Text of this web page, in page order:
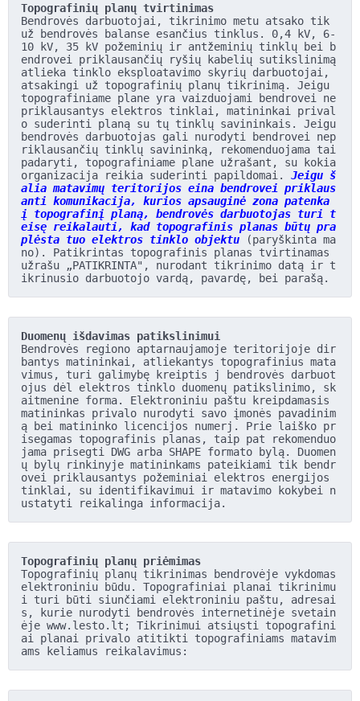
Topografinių planų tvirtinimas
Bendrovės darbuotojai, tikrinimo metu atsako tik
už bendrovės balanse esančius tinklus. 0,4 kV, 6-
10 kV, 35 kV požeminių ir antžeminių tinklų bei b
endrovei priklausančių ryšių kabelių sutikslinimą
atlieka tinklo eksploatavimo skyrių darbuotojai,
atsakingi už topografinių planų tikrinimą. Jeigu
topografiniame plane yra vaizduojami bendrovei ne
priklausantys elektros tinklai, matininkai prival
o suderinti planą su tų tinklų savininkais. Jeigu
bendrovės darbuotojas gali nurodyti bendrovei nep
riklausančių tinklų savininką, rekomenduojama tai
padaryti, topografiniame plane užrašant, su kokia
organizacija reikia suderinti papildomai. Jeigu š
alia matavimų teritorijos eina bendrovei priklaus
anti komunikacija, kurios apsauginė zona patenka
į topografinį planą, bendrovės darbuotojas turi t
eisę reikalauti, kad topografinis planas būtų pra
plėsta tuo elektros tinklo objektu (paryškinta ma
no). Patikrintas topografinis planas tvirtinamas
užrašu „PATIKRINTA", nurodant tikrinimo datą ir t
ikrinusio darbuotojo vardą, pavardę, bei parašą.
Duomenų išdavimas patikslinimui
Bendrovės regiono aptarnaujamoje teritorijoje dir
bantys matininkai, atliekantys topografinius mata
vimus, turi galimybę kreiptis j bendrovės darbuot
ojus dėl elektros tinklo duomenų patikslinimo, sk
aitmenine forma. Elektroniniu paštu kreipdamasis
matininkas privalo nurodyti savo įmonės pavadinim
ą bei matininko licencijos numerj. Prie laiško pr
isegamas topografinis planas, taip pat rekomenduo
jama prisegti DWG arba SHAPE formato bylą. Duomen
ų bylų rinkinyje matininkams pateikiami tik bendr
ovei priklausantys požeminiai elektros energijos
tinklai, su identifikavimui ir matavimo kokybei n
ustatyti reikalinga informacija.
Topografinių planų priėmimas
Topografinių planų tikrinimas bendrovėje vykdomas
elektroniniu būdu. Topografiniai planai tikrinimu
i turi būti siunčiami elektroniniu paštu, adresai
s, kurie nurodyti bendrovės internetinėje svetain
ėje www.lesto.lt; Tikrinimui atsiųsti topografini
ai planai privalo atitikti topografiniams matavim
ams keliamus reikalavimus: